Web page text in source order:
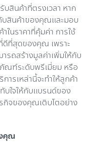
สินค้าที่ตรงเวลา หาก
บสินค้าของคุณและมอบ
นราคาที่คุ้มค่า การใช้
ที่สุดของคุณ เพราะ
รถสร้างมูลค่าเพิ่มให้กับ
ณฑ์ระดับพรีเมี่ยม หรือ
รเหล่านี้จะทำให้ลูกค้า
บใจให้กับแบรนด์ของ
กิจของคุณเติบโตอย่าง
คุณ